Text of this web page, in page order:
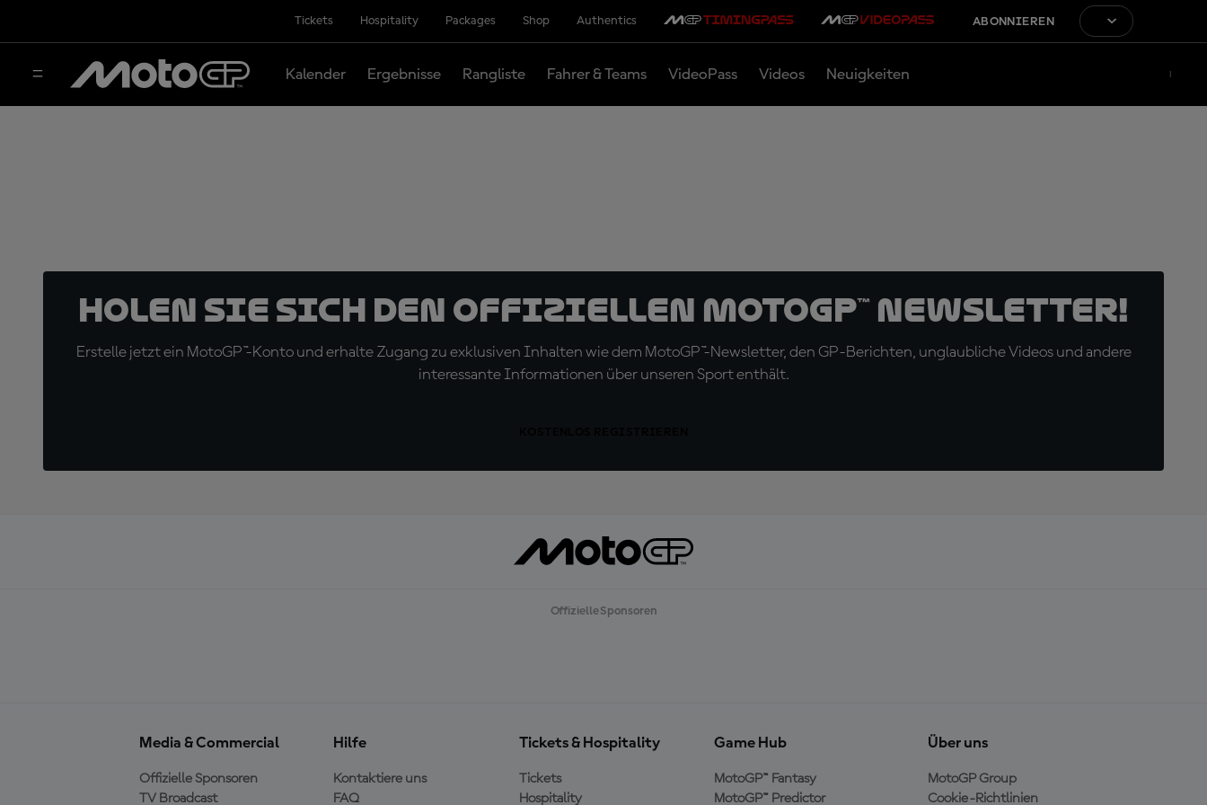
Tickets Hospitality Packages Shop Authentics ABONNIEREN
Kalender Ergebnisse Rangliste Fahrer & Teams VideoPass Videos Neuigkeiten
Holen Sie sich den offiziellen MotoGP™ Newsletter!
Erstelle jetzt ein MotoGP™-Konto und erhalte Zugang zu exklusiven Inhalten wie dem MotoGP™-Newsletter, den GP-Berichten, unglaubliche Videos und andere
interessante Informationen über unseren Sport enthält.
Offizielle Sponsoren
Media & Commercial
Offizielle Sponsoren
TV Broadcast
Hilfe
Kontaktiere uns
FAQ
Tickets & Hospitality
Tickets
Hospitality
Game Hub
MotoGP™ Fantasy
MotoGP™ Predictor
Über uns
MotoGP Group
Cookie-Richtlinien